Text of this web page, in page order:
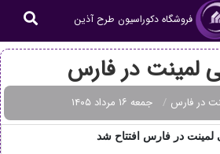
فروشگاه دکوراسیون طرح آذین
لمینت در فارس
در فارس جمعه ۱۶ مرداد ۱۴۰۵
لمینت در فارس افتتاح شد